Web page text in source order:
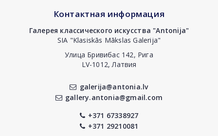
Контактная информация
Галерея классического искусства "Antonija"
SIA "Klasiskās Mākslas Galerija"
Улица Бривибас 142, Рига
LV-1012, Латвия
galerija@antonia.lv
gallery.antonia@gmail.com
+371 67338927
+371 29210081